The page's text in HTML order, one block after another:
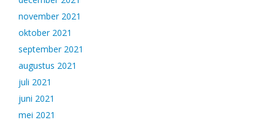
november 2021
oktober 2021
september 2021
augustus 2021
juli 2021
juni 2021
mei 2021